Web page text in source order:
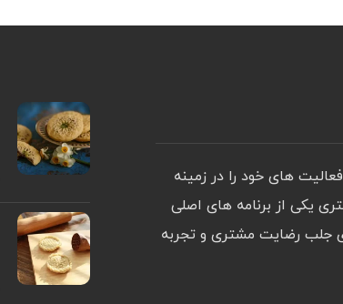
های خود را در زمینه
یکی از برنامه های اصلی
جلب رضایت مشتری و تجربه